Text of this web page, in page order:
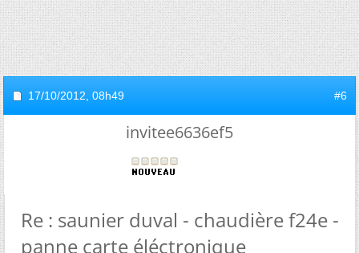
17/10/2012, 08h49 #6
invitee6636ef5
Re : saunier duval - chaudière f24e -
panne carte éléctronique